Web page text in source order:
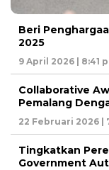
Beri
2025
9 April 2026 | 8:41
Collaborative
Pemalang
22 Februari 2026 |
Tingkatkan
Government